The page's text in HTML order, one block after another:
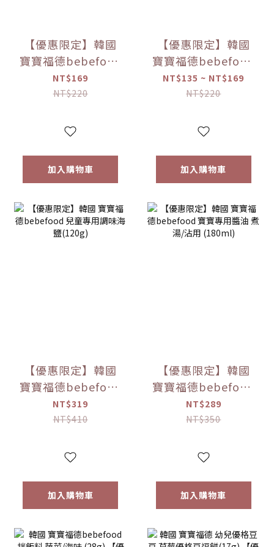
【優惠限定】韓國
寶寶福德bebefood
米餅 原味/蘋果/梨/
紅薯/南瓜 (20g)
NT$169
NT$220
加入購物車
【優惠限定】韓國
寶寶福德bebefood
糙米餅 磨牙餅乾 蔬
菜/水果 (25g) 【優
NT$135 ~ NT$169
NT$220
加入購物車
【優惠限定】韓國
寶寶福德bebefood
兒童專用調味海鹽
(120g)
NT$319
NT$410
加入購物車
【優惠限定】韓國
寶寶福德bebefood
寶寶專用醬油 煮湯/
沾用 (180ml)
NT$289
NT$350
加入購物車